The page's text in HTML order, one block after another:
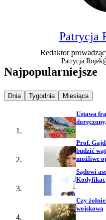
Patrycja
Redaktor
Najpopularniejsze
Najpopularniejsze wiadomości z
Dnia Najpopularniejsze
Tygodnia Miesiąca
Ustawa
Prof.
budzić
możliwe
Sądowi
Czy
wojskową